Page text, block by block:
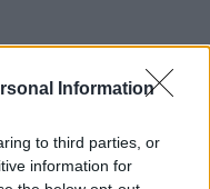
Information
to third parties, or
information for
zusammen bringt oder
nicht so viel los. Ich
zum Beispiel, als ich